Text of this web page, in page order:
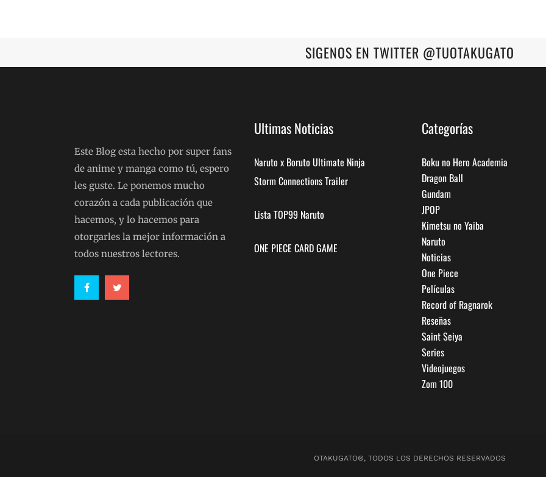
SIGENOS EN TWITTER @TUOTAKUGATO
Este Blog esta hecho por super fans
de anime y manga como tú, espero
les guste. Le ponemos mucho
corazón a cada publicación que
hacemos, y lo hacemos para
otorgarles la mejor información a
todos nuestros lectores.
Ultimas Noticias
Naruto x Boruto Ultimate Ninja
Storm Connections Trailer
Lista TOP99 Naruto
ONE PIECE CARD GAME
Categorías
Boku no Hero Academia
Dragon Ball
Gundam
JPOP
Kimetsu no Yaiba
Naruto
Noticias
One Piece
Películas
Record of Ragnarok
Reseñas
Saint Seiya
Series
Videojuegos
Zom 100
OTAKUGATO®, TODOS LOS DERECHOS RESERVADOS